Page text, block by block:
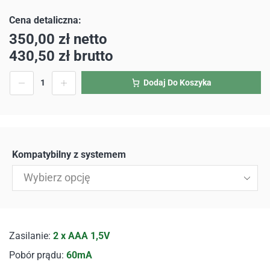
Zasilanie: 2 x AAA 1,5V
Pobór prądu: 60mA
350,00 zł netto
430,50 zł brutto
Dodaj Do Koszyka
Kompatybilny z systemem
Wybierz opcję